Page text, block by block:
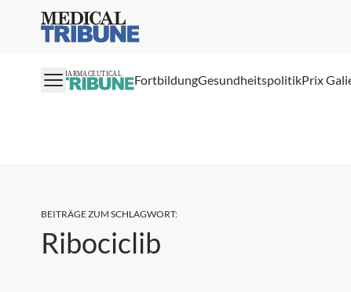
Medical Tribune
PHARMACEUTICAL FortbildungGesundheitspolitikPrix
BEITRÄGE ZUM SCHLAGWORT:
Ribociclib